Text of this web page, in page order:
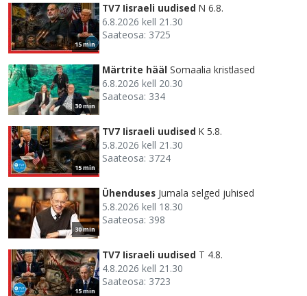
15 min
TV7 Iisraeli uudised N 6.8.
6.8.2026 kell 21.30
Saateosa: 3725
30 min
Märtrite hääl Somaalia kristlased
6.8.2026 kell 20.30
Saateosa: 334
15 min
TV7 Iisraeli uudised K 5.8.
5.8.2026 kell 21.30
Saateosa: 3724
30 min
Ühenduses Jumala selged juhised
5.8.2026 kell 18.30
Saateosa: 398
15 min
TV7 Iisraeli uudised T 4.8.
4.8.2026 kell 21.30
Saateosa: 3723